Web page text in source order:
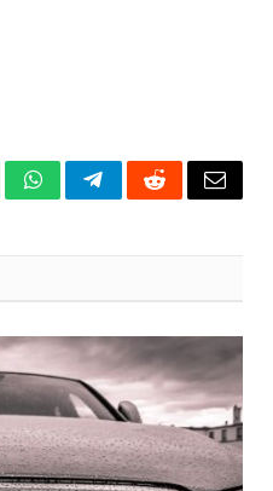
WhatsAppTelegramRedditEmail